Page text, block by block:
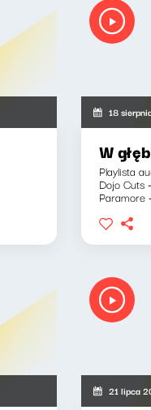
18
W
Playlista
Dojo Cuts
Paramore
21 lipca